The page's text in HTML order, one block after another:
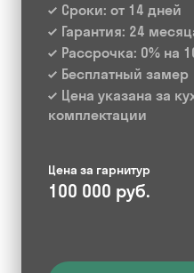
Сроки: от 14 дней
Гарантия: 24
Рассрочка: 0% на
Бесплатный замер
Цена указана за
комплектации
Цена за гарнитур
100 000 руб.